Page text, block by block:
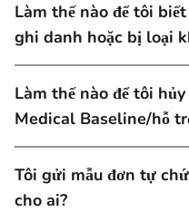
Làm thế nào để tôi
ghi danh hoặc bị loại
Làm thế nào để tôi
Medical Baseline/hỗ
Tôi gửi mẫu đơn tự
cho ai?